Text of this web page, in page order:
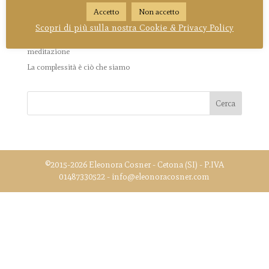
La Divina Commedia come metafora del viaggio iniziatico della
Dea
meditazione
La complessità è ciò che siamo
©2015-2026 Eleonora Cosner - Cetona (SI) - P.IVA
01487330522 - info@eleonoracosner.com
Accetto Non accetto
Scopri di più sulla nostra Cookie & Privacy Policy